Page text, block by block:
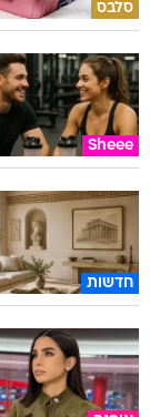
סלבס
Sheee
חדשות